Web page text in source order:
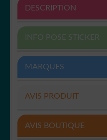
DESCRIPTION
INFO POSE STICKER
MARQUES
AVIS PRODUIT
AVIS BOUTIQUE